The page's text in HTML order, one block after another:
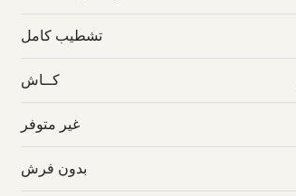
تشطيب كامل
كــاش
غير متوفر
بدون فرش